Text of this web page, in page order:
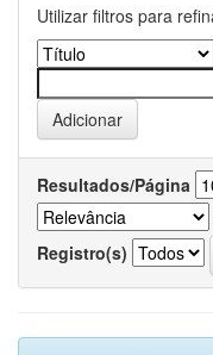
Utilizar filtros para
Resultados/Página
Registro(s)